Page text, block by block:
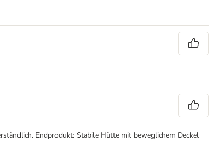
Endprodukt: Stabile Hütte mit beweglichem Deckel